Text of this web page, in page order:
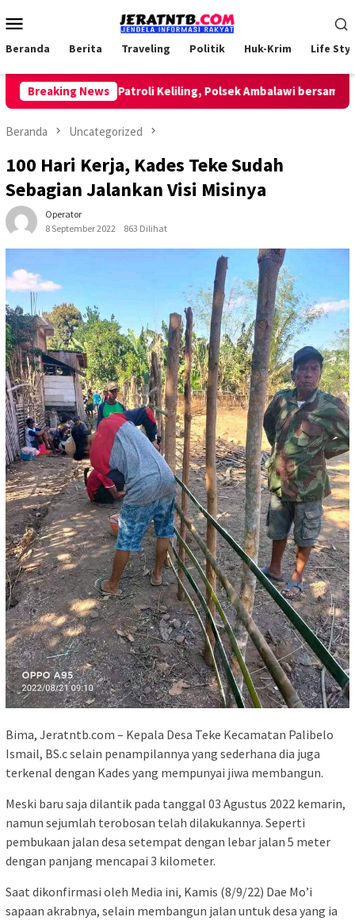
ke
Mobile
Beranda Berita Traveling Politik Huk-Krim Life
Breaking News
Lakukan Patroli Keliling, Polsek Ambalawi bersama TNI
Beranda Uncategorized
100 Hari Kerja, Kades Teke Sudah
Sebagian Jalankan Visi Misinya
Operator
8 September 2022
863 Dilihat
Bima, Jeratntb.com – Kepala Desa Teke Kecamatan Palibelo
Ismail, BS.c selain penampilannya yang sederhana dia juga
terkenal dengan Kades yang mempunyai jiwa membangun.
Meski baru saja dilantik pada tanggal 03 Agustus 2022 kemarin,
namun sejumlah terobosan telah dilakukannya. Seperti
pembukaan jalan desa setempat dengan lebar jalan 5 meter
dengan panjang mencapai 3 kilometer.
Saat dikonfirmasi oleh Media ini, Kamis (8/9/22) Dae Mo’i
sapaan akrabnya, selain membangun jalan untuk desa yang ia